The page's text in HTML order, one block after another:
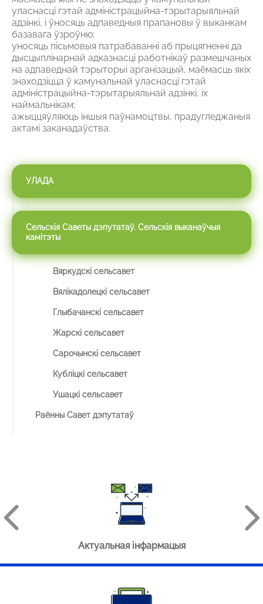
уласнасці гэтай адміністрацыйна-тэрытарыяльнай
адзінкі, і ўносяць адпаведныя прапановы ў выканкам
базавага ўзроўню;
уносяць пісьмовыя патрабаванні аб прыцягненні да
дысцыплінарнай адказнасці работнікаў размешчаных
на адпаведнай тэрыторыі арганізацый, маёмасць якіх
знаходзіцца ў камунальнай уласнасці гэтай
адміністрацыйна-тэрытарыяльнай адзінкі, іх
наймальнікам;
ажыццяўляюць іншыя паўнамоцтвы, прадугледжаныя
актамі заканадаўства.
УЛАДА
Сельскія Саветы дэпутатаў. Сельскія выканаўчыя
камітэты
Вяркудскі сельсавет
Вялікадолецкі сельсавет
Глыбачанскі сельсавет
Жарскі сельсавет
Сарочынскі сельсавет
Кубліцкі сельсавет
Ушацкі сельсавет
Раённы Савет дэпутатаў
Актуальная інфармацыя